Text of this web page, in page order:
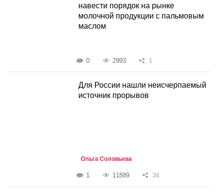
навести порядок на рынке
молочной продукции с пальмовым
маслом
0 2993 1
Для России нашли неисчерпаемый
источник прорывов
Ольга Соловьева
1 11889 34